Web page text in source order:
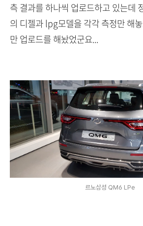
측 결과를 하나씩 업로드하고 있는데
의 디젤과 lpg모델을 각각 측정만 해
만 업로드를 해놨었군요...
르노삼성 QM6 LPe